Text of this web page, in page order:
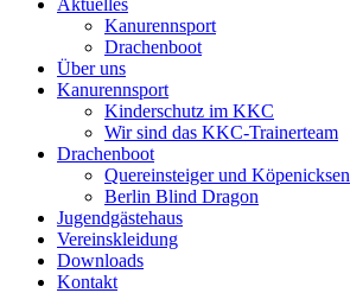
Aktuelles
Kanurennsport
Drachenboot
Über uns
Kanurennsport
Kinderschutz im KKC
Wir sind das KKC-Trainerteam
Drachenboot
Quereinsteiger und Köpenicksen
Berlin Blind Dragon
Jugendgästehaus
Vereinskleidung
Downloads
Kontakt